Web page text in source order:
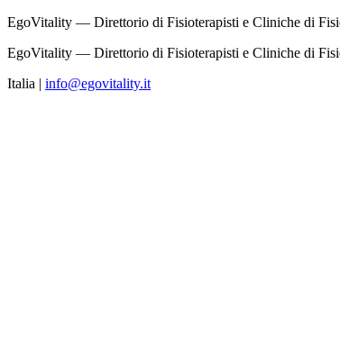
EgoVitality — Direttorio di Fisioterapisti e Cliniche di
EgoVitality — Direttorio di Fisioterapisti e Cliniche di
Italia | info@egovitality.it